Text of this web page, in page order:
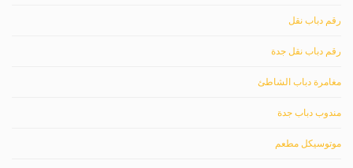
رقم دباب نقل
رقم دباب نقل جدة
مغامرة دباب الشاطئ
مندوب دباب جدة
موتوسيكل مطعم